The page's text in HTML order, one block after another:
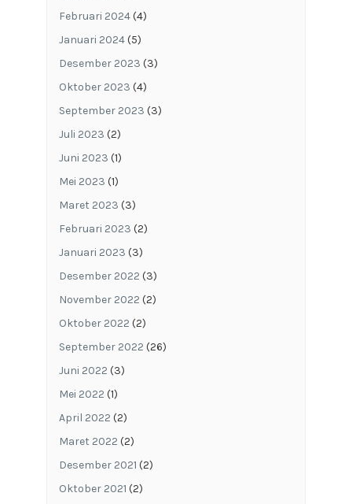
Februari 2024(4)
Januari 2024(5)
Desember 2023 (3)
Oktober 2023 (4)
September 2023 (3)
Juli 2023 (2)
Juni 2023 (1)
Mei 2023 (1)
Maret 2023 (3)
Februari 2023 (2)
Januari 2023 (3)
Desember 2022 (3)
November 2022 (2)
Oktober 2022 (2)
September 2022 (26)
Juni 2022 (3)
Mei 2022 (1)
April 2022 (2)
Maret 2022 (2)
Desember 2021 (2)
Oktober 2021 (2)